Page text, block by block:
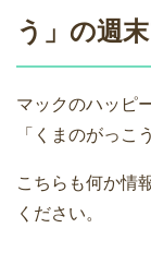
う」の週
マックのハッピ
「くまのがっこ
こちらも何か情
ください。